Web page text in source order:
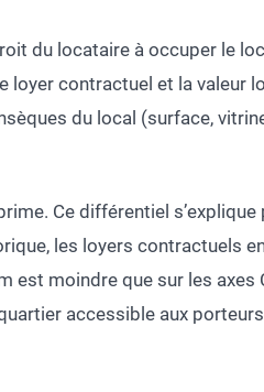
du locataire à occuper le
loyer contractuel et la valeur
du local (surface,
Ce différentiel s’explique
les loyers contractuels
est moindre que sur les axes
accessible aux